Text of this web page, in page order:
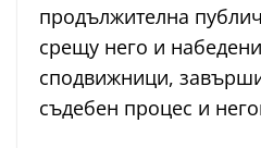
продължителна
срещу него и
сподвижници,
съдебен процес и